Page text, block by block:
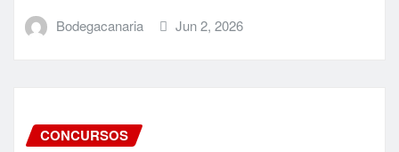
Bodegacanaria Jun 2, 2026
CONCURSOS